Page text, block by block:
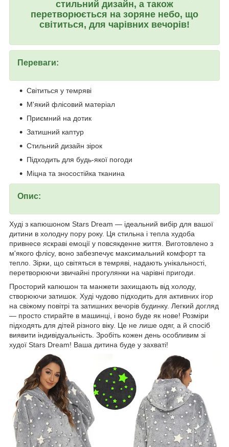
стильний дизайн, а також
перетворюється на зоряне небо, що
світиться, для чарівних вечорів!
Переваги:
Світиться у темряві
М'який флісовий матеріал
Приємний на дотик
Затишний каптур
Стильний дизайн зірок
Підходить для будь-якої погоди
Міцна та зносостійка тканина
Опис:
Худі з капюшоном Stars Dream — ідеальний вибір для вашої
дитини в холодну пору року. Ця стильна і тепла худоба
привнесе яскраві емоції у повсякденне життя. Виготовлено з
м'якого флісу, воно забезпечує максимальний комфорт та
тепло. Зірки, що світяться в темряві, надають унікальності,
перетворюючи звичайні прогулянки на чарівні пригоди.
Просторий капюшон та манжети захищають від холоду,
створюючи затишок. Худі чудово підходить для активних ігор
на свіжому повітрі та затишних вечорів будинку. Легкий догляд
— просто стирайте в машинці, і воно буде як нове! Розміри
підходять для дітей різного віку. Це не лише одяг, а й спосіб
виявити індивідуальність. Зробіть кожен день особливим зі
худої Stars Dream! Ваша дитина буде у захваті!